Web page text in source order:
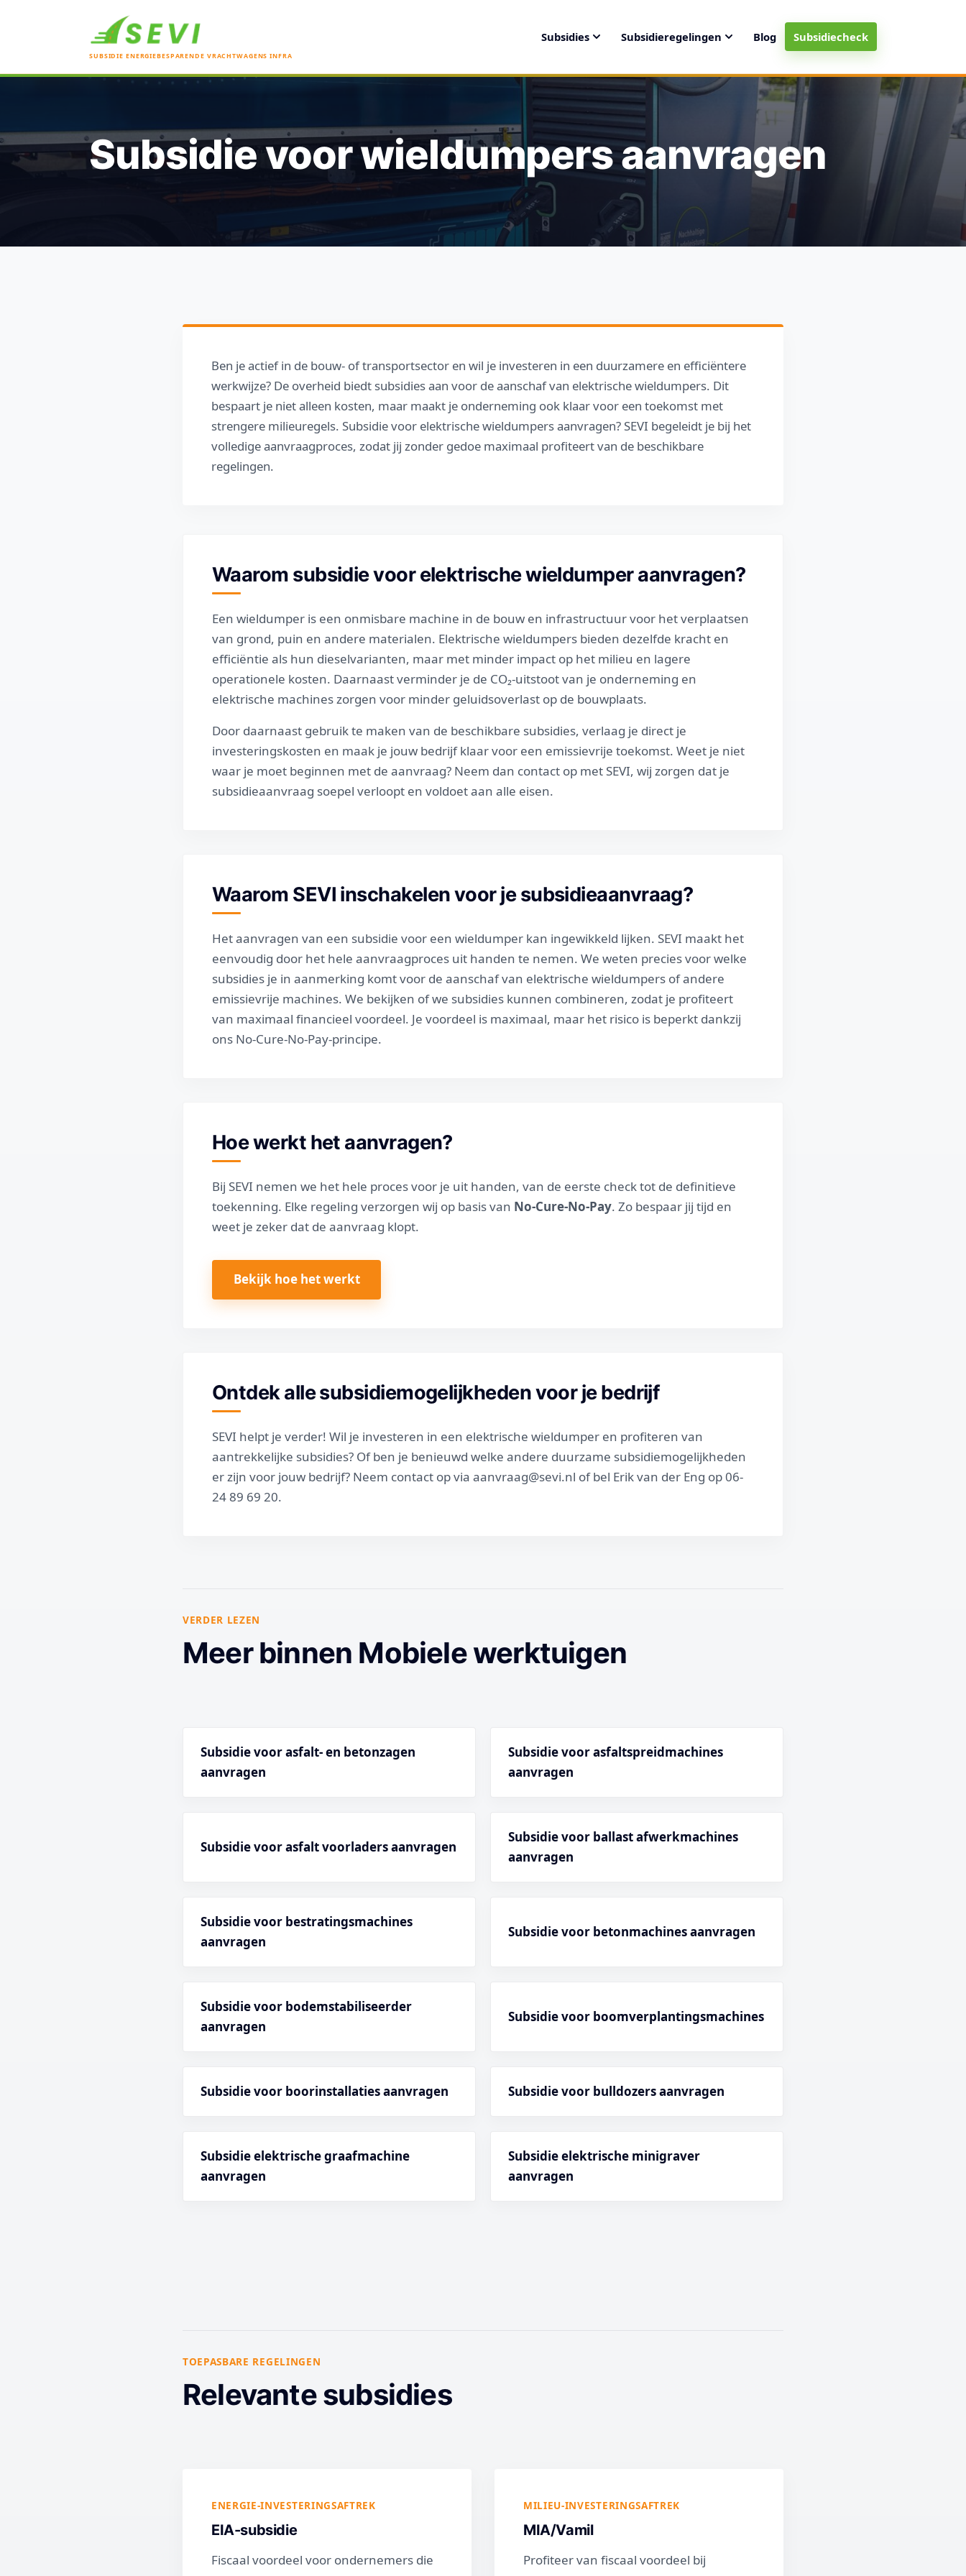
SUBSIDIE ENERGIEBESPARENDE VRACHTWAGENS INFRA
Subsidies Subsidieregelingen Blog Subsidiecheck
Subsidie voor wieldumpers aanvragen
Ben je actief in de bouw- of transportsector en wil je investeren in een duurzamere en efficiëntere
werkwijze? De overheid biedt subsidies aan voor de aanschaf van elektrische wieldumpers. Dit
bespaart je niet alleen kosten, maar maakt je onderneming ook klaar voor een toekomst met
strengere milieuregels. Subsidie voor elektrische wieldumpers aanvragen? SEVI begeleidt je bij het
volledige aanvraagproces, zodat jij zonder gedoe maximaal profiteert van de beschikbare
regelingen.
Waarom subsidie voor elektrische wieldumper aanvragen?
Een wieldumper is een onmisbare machine in de bouw en infrastructuur voor het verplaatsen
van grond, puin en andere materialen. Elektrische wieldumpers bieden dezelfde kracht en
efficiëntie als hun dieselvarianten, maar met minder impact op het milieu en lagere
operationele kosten. Daarnaast verminder je de CO₂-uitstoot van je onderneming en
elektrische machines zorgen voor minder geluidsoverlast op de bouwplaats.
Door daarnaast gebruik te maken van de beschikbare subsidies, verlaag je direct je
investeringskosten en maak je jouw bedrijf klaar voor een emissievrije toekomst. Weet je niet
waar je moet beginnen met de aanvraag? Neem dan contact op met SEVI, wij zorgen dat je
subsidieaanvraag soepel verloopt en voldoet aan alle eisen.
Waarom SEVI inschakelen voor je subsidieaanvraag?
Het aanvragen van een subsidie voor een wieldumper kan ingewikkeld lijken. SEVI maakt het
eenvoudig door het hele aanvraagproces uit handen te nemen. We weten precies voor welke
subsidies je in aanmerking komt voor de aanschaf van elektrische wieldumpers of andere
emissievrije machines. We bekijken of we subsidies kunnen combineren, zodat je profiteert
van maximaal financieel voordeel. Je voordeel is maximaal, maar het risico is beperkt dankzij
ons No-Cure-No-Pay-principe.
Hoe werkt het aanvragen?
Bij SEVI nemen we het hele proces voor je uit handen, van de eerste check tot de definitieve
toekenning. Elke regeling verzorgen wij op basis van No-Cure-No-Pay. Zo bespaar jij tijd en
weet je zeker dat de aanvraag klopt.
Bekijk hoe het werkt
Ontdek alle subsidiemogelijkheden voor je bedrijf
SEVI helpt je verder! Wil je investeren in een elektrische wieldumper en profiteren van
aantrekkelijke subsidies? Of ben je benieuwd welke andere duurzame subsidiemogelijkheden
er zijn voor jouw bedrijf? Neem contact op via aanvraag@sevi.nl of bel Erik van der Eng op 06-
24 89 69 20.
VERDER LEZEN
Meer binnen Mobiele werktuigen
Subsidie voor asfalt- en betonzagen
aanvragen
Subsidie voor asfaltspreidmachines
aanvragen
Subsidie voor asfalt voorladers aanvragen
Subsidie voor ballast afwerkmachines
aanvragen
Subsidie voor bestratingsmachines
aanvragen
Subsidie voor betonmachines aanvragen
Subsidie voor bodemstabiliseerder
aanvragen
Subsidie voor boomverplantingsmachines
Subsidie voor boorinstallaties aanvragen Subsidie voor bulldozers aanvragen
Subsidie elektrische graafmachine
aanvragen
Subsidie elektrische minigraver
aanvragen
TOEPASBARE REGELINGEN
Relevante subsidies
ENERGIE-INVESTERINGSAFTREK
EIA-subsidie
Fiscaal voordeel voor ondernemers die
MILIEU-INVESTERINGSAFTREK
MIA/Vamil
Profiteer van fiscaal voordeel bij